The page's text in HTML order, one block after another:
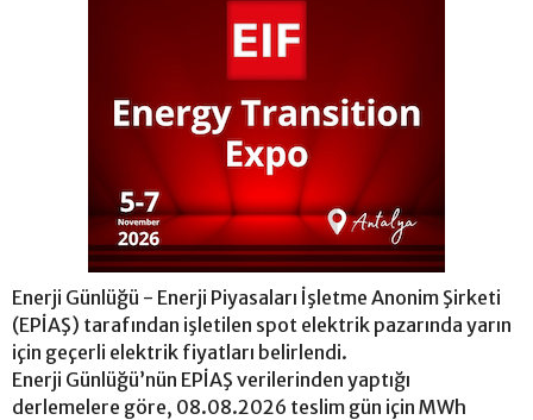
Enerji Günlüğü - Enerji Piyasaları İşletme Anonim Şirketi
(EPİAŞ) tarafından işletilen spot elektrik pazarında yarın
için geçerli elektrik fiyatları belirlendi.
Enerji Günlüğü’nün EPİAŞ verilerinden yaptığı
derlemelere göre, 08.08.2026 teslim gün için MWh